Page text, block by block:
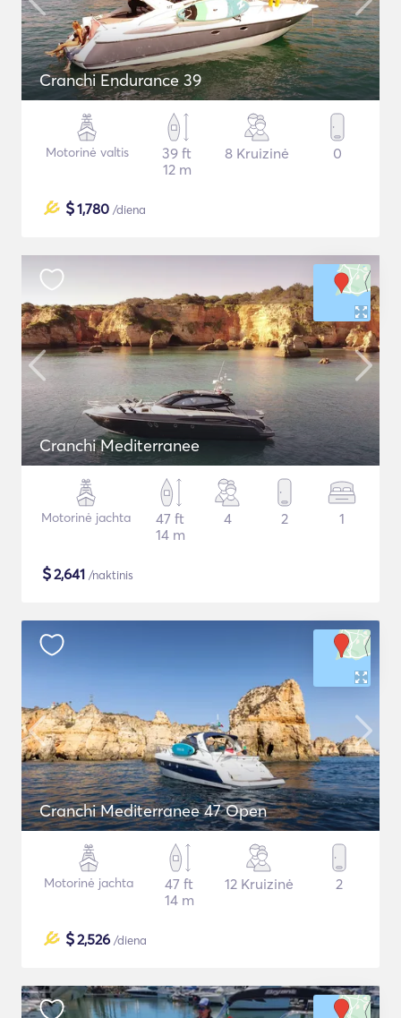
Cranchi Endurance 39
Motorinė valtis
39 ft
12 m
8 Kruizinė 0
$1,780 /diena
Cranchi Mediterranee
Motorinė jachta
47 ft
14 m
4 2 1
$2,641 /naktinis
Cranchi Mediterranee 47 Open
Motorinė jachta
47 ft
14 m
12 Kruizinė 2
$2,526 /diena